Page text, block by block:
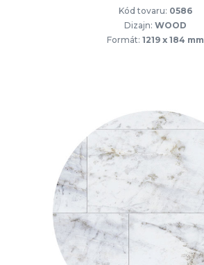
Kód tovaru: 0586
Dizajn: WOOD
Formát: 1219 x 184 mm